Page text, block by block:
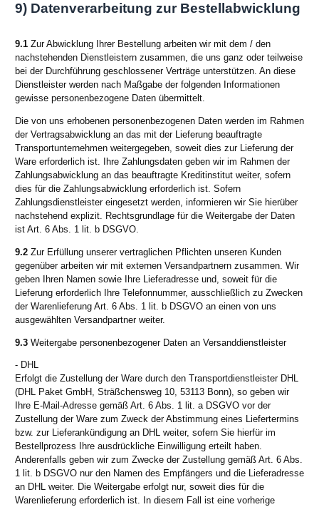
9) Datenverarbeitung zur Bestellabwicklung
9.1 Zur Abwicklung Ihrer Bestellung arbeiten wir mit dem / den
nachstehenden Dienstleistern zusammen, die uns ganz oder teilweise
bei der Durchführung geschlossener Verträge unterstützen. An diese
Dienstleister werden nach Maßgabe der folgenden Informationen
gewisse personenbezogene Daten übermittelt.
Die von uns erhobenen personenbezogenen Daten werden im Rahmen
der Vertragsabwicklung an das mit der Lieferung beauftragte
Transportunternehmen weitergegeben, soweit dies zur Lieferung der
Ware erforderlich ist. Ihre Zahlungsdaten geben wir im Rahmen der
Zahlungsabwicklung an das beauftragte Kreditinstitut weiter, sofern
dies für die Zahlungsabwicklung erforderlich ist. Sofern
Zahlungsdienstleister eingesetzt werden, informieren wir Sie hierüber
nachstehend explizit. Rechtsgrundlage für die Weitergabe der Daten
ist Art. 6 Abs. 1 lit. b DSGVO.
9.2 Zur Erfüllung unserer vertraglichen Pflichten unseren Kunden
gegenüber arbeiten wir mit externen Versandpartnern zusammen. Wir
geben Ihren Namen sowie Ihre Lieferadresse und, soweit für die
Lieferung erforderlich Ihre Telefonnummer, ausschließlich zu Zwecken
der Warenlieferung Art. 6 Abs. 1 lit. b DSGVO an einen von uns
ausgewählten Versandpartner weiter.
9.3 Weitergabe personenbezogener Daten an Versanddienstleister
- DHL
Erfolgt die Zustellung der Ware durch den Transportdienstleister DHL
(DHL Paket GmbH, Sträßchensweg 10, 53113 Bonn), so geben wir
Ihre E-Mail-Adresse gemäß Art. 6 Abs. 1 lit. a DSGVO vor der
Zustellung der Ware zum Zweck der Abstimmung eines Liefertermins
bzw. zur Lieferankündigung an DHL weiter, sofern Sie hierfür im
Bestellprozess Ihre ausdrückliche Einwilligung erteilt haben.
Anderenfalls geben wir zum Zwecke der Zustellung gemäß Art. 6 Abs.
1 lit. b DSGVO nur den Namen des Empfängers und die Lieferadresse
an DHL weiter. Die Weitergabe erfolgt nur, soweit dies für die
Warenlieferung erforderlich ist. In diesem Fall ist eine vorherige